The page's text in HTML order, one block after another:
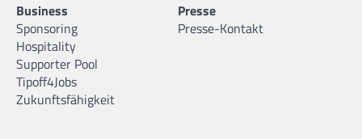
Business
Sponsoring
Hospitality
Supporter Pool
Tipoff4Jobs
Zukunftsfähigkeit
Presse
Presse-Kontakt